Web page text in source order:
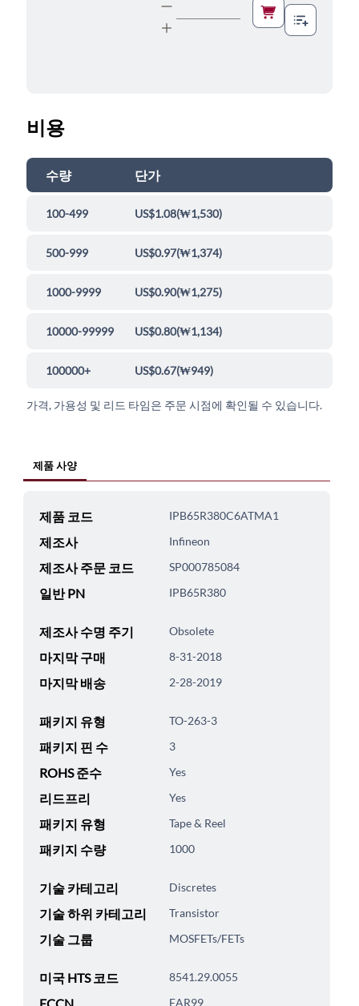
비용
수량 단가
100-499 US$1.08(₩1,530)
500-999 US$0.97(₩1,374)
1000-9999 US$0.90(₩1,275)
10000-99999 US$0.80(₩1,134)
100000+ US$0.67(₩949)
가격, 가용성 및 리드 타임은 주문 시점에 확인될 수 있습니다.
제품 사양
제품 코드 IPB65R380C6ATMA1
제조사 Infineon
제조사 주문 코드 SP000785084
일반 PN IPB65R380
제조사 수명 주기 Obsolete
마지막 구매 8-31-2018
마지막 배송 2-28-2019
패키지 유형 TO-263-3
패키지 핀 수 3
ROHS 준수 Yes
리드프리 Yes
패키지 유형 Tape & Reel
패키지 수량 1000
기술 카테고리 Discretes
기술 하위 카테고리 Transistor
기술 그룹 MOSFETs/FETs
미국 HTS 코드 8541.29.0055
EAR99